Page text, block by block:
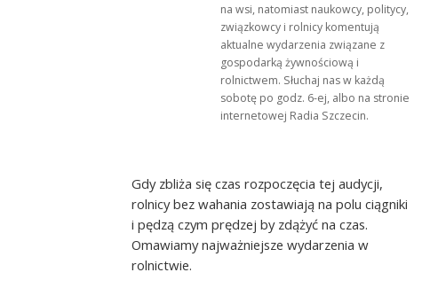
na wsi, natomiast naukowcy, politycy,
związkowcy i rolnicy komentują
aktualne wydarzenia związane z
gospodarką żywnościową i
rolnictwem. Słuchaj nas w każdą
sobotę po godz. 6-ej, albo na stronie
internetowej Radia Szczecin.
Gdy zbliża się czas rozpoczęcia tej audycji,
rolnicy bez wahania zostawiają na polu ciągniki
i pędzą czym prędzej by zdążyć na czas.
Omawiamy najważniejsze wydarzenia w
rolnictwie.